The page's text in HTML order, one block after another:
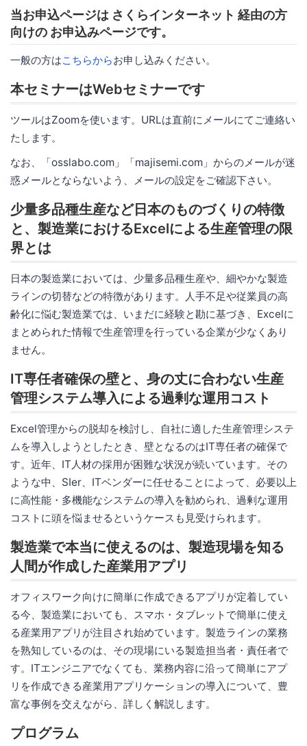
当お申込ページは さくらインターネット 経由の方
向けの お申込みページです。
一般の方はこちらからお申し込みください。
本セミナーはWebセミナーです
ツールはZoomを使います。URLは直前にメールにてご連絡い
たします。
なお、「osslabo.com」「majisemi.com」からのメールが迷
惑メールとならないよう、メールの設定をご確認下さい。
少量多品種生産など日本のものづくりの特徴
と、製造業におけるExcelによる生産管理の限
界とは
日本の製造業においては、少量多品種生産や、細やかな製造
ラインの切替などの特徴があります。人手不足や従業員の高
齢化に悩む製造業では、いまだに経験と勘に基づき、Excelに
まとめられた情報で生産管理を行っている企業が少なくあり
ません。
IT専任者確保の壁と、身の丈に合わない生産
管理システム導入による過剰な運用コスト
Excel管理からの脱却を検討し、自社に適した生産管理システ
ムを導入しようとしたとき、壁となるのはIT専任者の確保で
す。近年、IT人材の採用が困難な状況が続いています。その
ような中、SIer、ITベンダーに任せることによって、必要以上
に高性能・多機能なシステムの導入を勧められ、過剰な運用
コストに頭を悩ませるというケースも見受けられます。
製造業で本当に使えるのは、製造現場を知る
人間が作成した産業用アプリ
オフィスワーク向けに簡単に作成できるアプリが定着してい
る今、製造業においても、スマホ・タブレットで簡単に使え
る産業用アプリが注目され始めています。製造ラインの業務
を熟知しているのは、その現場にいる製造担当者・責任者で
す。ITエンジニアでなくても、業務内容に沿って簡単にアプ
リを作成できる産業用アプリケーションの導入について、豊
富な事例を交えながら、詳しく解説します。
プログラム